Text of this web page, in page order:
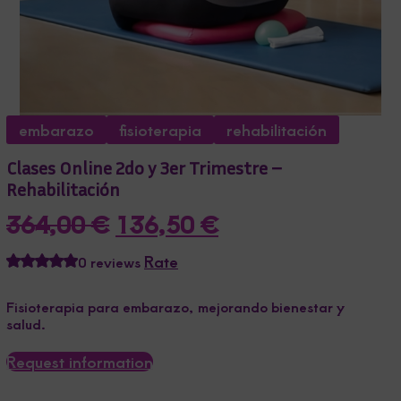
embarazo fisioterapia
rehabilitación
Clases Online 2do y 3er Trimestre –
Rehabilitación
364,00€ Original
price
was:
364,00 €.
136,50€Current
136,50 €.
0 reviewsRate
Fisioterapia para embarazo, mejorando bienestar y
salud.
Request information